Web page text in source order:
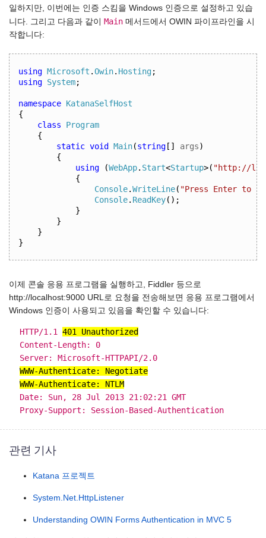
일하지만, 이번에는 인증 스킴을 Windows 인증으로 설정하고 있습
니다. 그리고 다음과 같이 Main 메서드에서 OWIN 파이프라인을 시
작합니다:
using Microsoft .Owin. Hosting;
using System;
namespace KatanaSelfHost
{
class
Program
{
static void Main(string [] args)
{
using
(WebApp. Start<Startup>( "http://
{
Console.WriteLine( "Press Enter to
Console. ReadKey();
}
}
}
}
이제 콘솔 응용 프로그램을 실행하고, Fiddler 등으로
http://localhost:9000 URL로 요청을 전송해보면 응용 프로그램에서
Windows 인증이 사용되고 있음을 확인할 수 있습니다:
HTTP/1.1 401 Unauthorized
Content-Length: 0
Server: Microsoft-HTTPAPI/2.0
WWW-Authenticate: Negotiate
WWW-Authenticate: NTLM
Date: Sun, 28 Jul 2013 21:02:21 GMT
Proxy-Support: Session-Based-Authentication
관련 기사
Katana 프로젝트
System.Net.HttpListener
Understanding OWIN Forms Authentication in MVC 5